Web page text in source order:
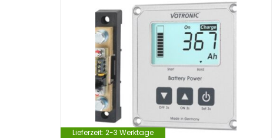
Lieferzeit: 2-3 Werktage